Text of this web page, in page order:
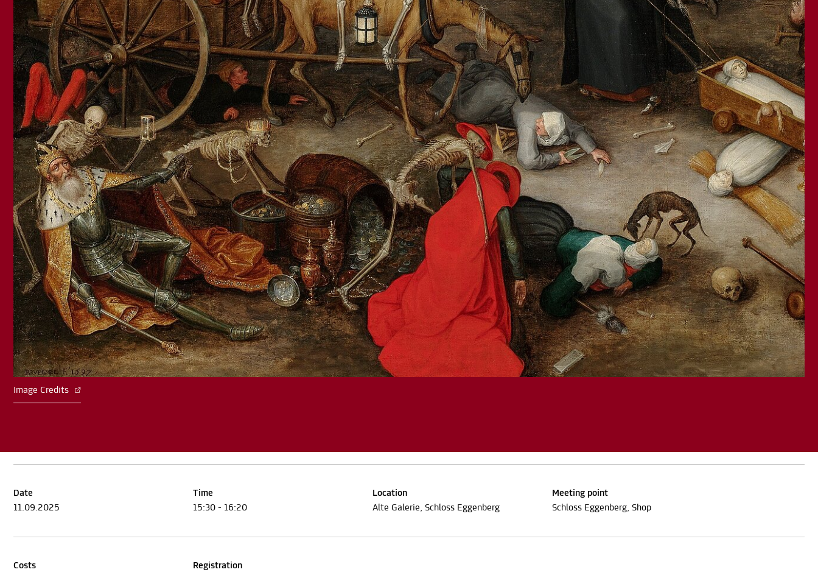
Image Credits
Date
11.09.2025
Time
15:30 - 16:20
Location
Alte Galerie, Schloss Eggenberg
Meeting point
Schloss Eggenberg, Shop
Costs
Registration